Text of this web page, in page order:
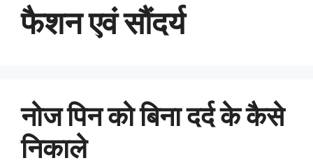
फैशन एवं सौंदर्य
नोज पिन को बिना दर्द के कैसे
निकाले